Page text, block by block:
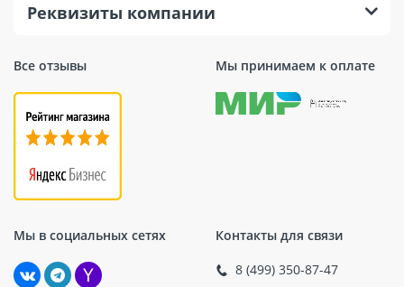
Все отзывы Мы принимаем к оплате
Мы в социальных сетях Контакты для связи
8 (499) 350-87-47
Реквизиты компании